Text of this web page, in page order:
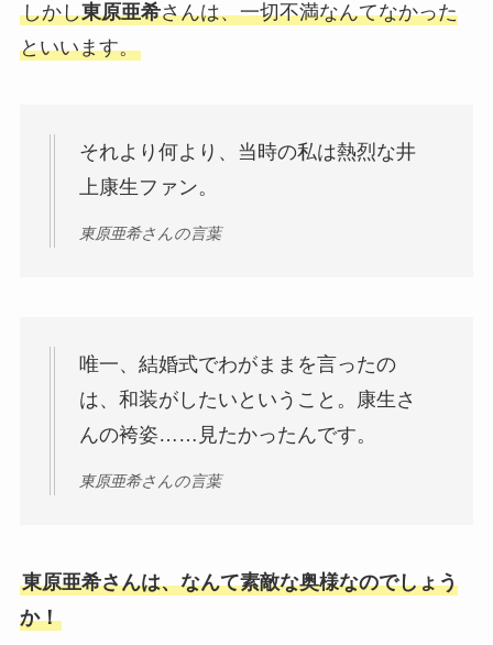
しかし東原亜希さんは、一切不満なんてなかった
といいます。
それより何より、当時の私は熱烈な井
上康生ファン。
東原亜希さんの言葉
唯一、結婚式でわがままを言ったの
は、和装がしたいということ。康生さ
んの袴姿……見たかったんです。
東原亜希さんの言葉
東原亜希さんは、なんて素敵な奥様なのでしょう
か！